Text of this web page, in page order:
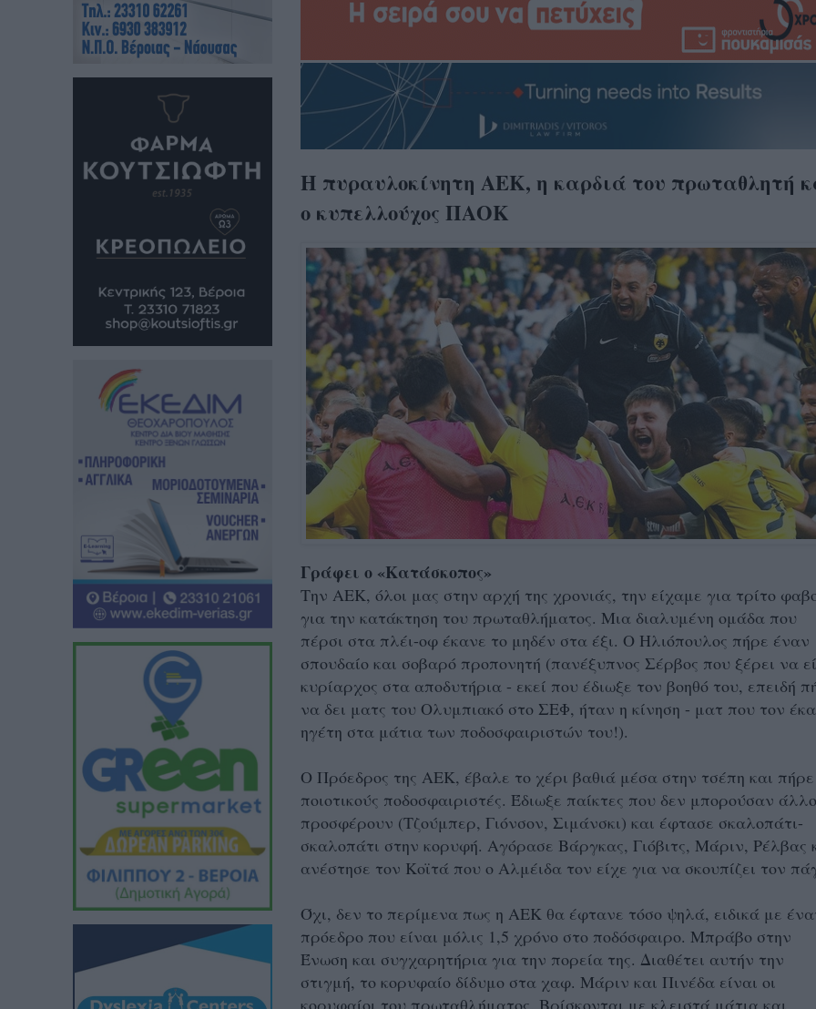
Η πυραυλοκίνητη ΑΕΚ, η καρδιά του πρωταθλητή
ο κυπελλούχος ΠΑΟΚ
Γράφει ο «Κατάσκοπος»
Την ΑΕΚ, όλοι μας στην αρχή της χρονιάς, την είχαμε για τρίτο
για την κατάκτηση του πρωταθλήματος. Μια διαλυμένη ομάδα που
πέρσι στα πλέι-οφ έκανε το μηδέν στα έξι. Ο Ηλιόπουλος πήρε έναν
σπουδαίο και σοβαρό προπονητή (πανέξυπνος Σέρβος που ξέρει να
κυρίαρχος στα αποδυτήρια - εκεί που έδιωξε τον βοηθό του, επειδή
να δει ματς του Ολυμπιακό στο ΣΕΦ, ήταν η κίνηση - ματ που τον
ηγέτη στα μάτια των ποδοσφαιριστών του!).
Ο Πρόεδρος της ΑΕΚ, έβαλε το χέρι βαθιά μέσα στην τσέπη και πήρε
ποιοτικούς ποδοσφαιριστές. Έδιωξε παίκτες που δεν μπορούσαν
προσφέρουν (Τζούμπερ, Γιόνσον, Σιμάνσκι) και έφτασε σκαλοπάτι-
σκαλοπάτι στην κορυφή. Αγόρασε Βάργκας, Γιόβιτς, Μάριν, Ρέλβας
ανέστησε τον Κοϊτά που ο Αλμέιδα τον είχε για να σκουπίζει τον
Όχι, δεν το περίμενα πως η ΑΕΚ θα έφτανε τόσο ψηλά, ειδικά με
πρόεδρο που είναι μόλις 1,5 χρόνο στο ποδόσφαιρο. Μπράβο στην
Ένωση και συγχαρητήρια για την πορεία της. Διαθέτει αυτήν την
στιγμή, το κορυφαίο δίδυμο στα χαφ. Μάριν και Πινέδα είναι οι